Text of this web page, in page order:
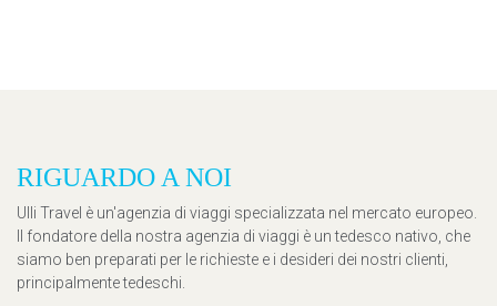
RIGUARDO A NOI
Ulli Travel è un'agenzia di viaggi specializzata nel mercato europeo.
Il fondatore della nostra agenzia di viaggi è un tedesco nativo, che
siamo ben preparati per le richieste e i desideri dei nostri clienti,
principalmente tedeschi.